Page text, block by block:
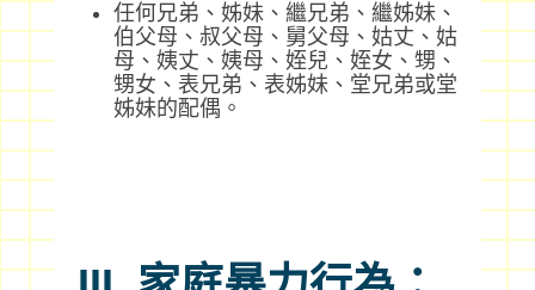
任何兄弟、姊妹、繼兄弟、繼姊妹、
伯父母、叔父母、舅父母、姑丈、姑
母、姨丈、姨母、姪兒、姪女、甥、
甥女、表兄弟、表姊妹、堂兄弟或堂
姊妹的配偶。